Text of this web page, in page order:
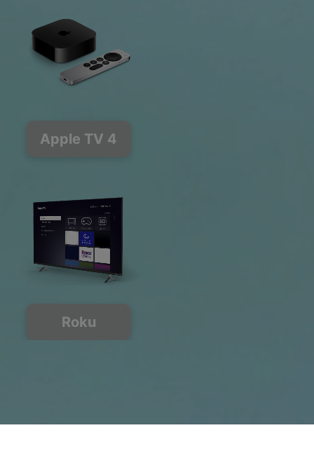
Apple TV 4
Roku